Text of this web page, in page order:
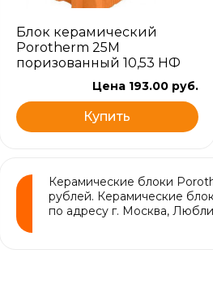
Блок керамический
Porotherm 25М
поризованный 10,53 НФ
Цена 193.00 руб.
Купить
Керамические блоки
рублей. Керамические
по адресу г. Москва,